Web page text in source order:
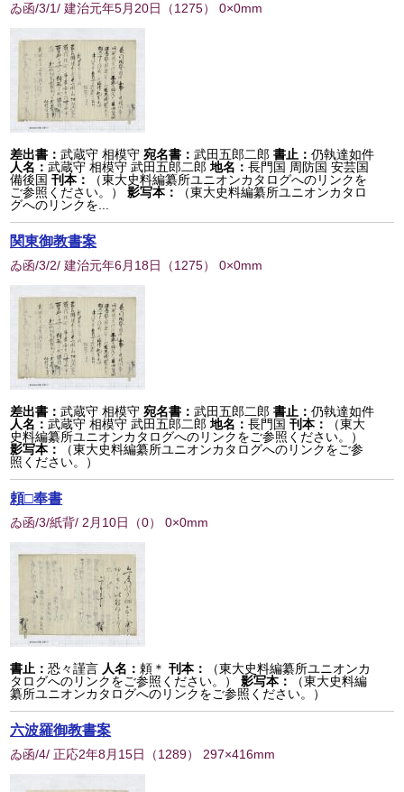
ゐ函/3/1/ 建治元年5月20日 （1275） 0×0mm
差出書：武蔵守 相模守 宛名書：武田五郎二郎 書止：仍執達如件
人名：武蔵守 相模守 武田五郎二郎 地名：長門国 周防国 安芸国
備後国 刊本：
（東大史料編纂所ユニオンカタログへのリンクを
ご参照ください。）
影写本：
（東大史料編纂所ユニオンカタロ
グへのリンクを...
関東御教書案
ゐ函/3/2/ 建治元年6月18日 （1275） 0×0mm
差出書：武蔵守 相模守 宛名書：武田五郎二郎 書止：仍執達如件
人名：武蔵守 相模守 武田五郎二郎 地名：長門国 刊本：
（東大
史料編纂所ユニオンカタログへのリンクをご参照ください。）
影写本：
（東大史料編纂所ユニオンカタログへのリンクをご参
照ください。）
頼□奉書
ゐ函/3/紙背/ 2月10日 （0） 0×0mm
書止：恐々謹言 人名： 頼＊ 刊本：
（東大史料編纂所ユニオンカ
タログへのリンクをご参照ください。）
影写本：
（東大史料編
纂所ユニオンカタログへのリンクをご参照ください。）
六波羅御教書案
ゐ函/4/ 正応2年8月15日 （1289） 297×416mm